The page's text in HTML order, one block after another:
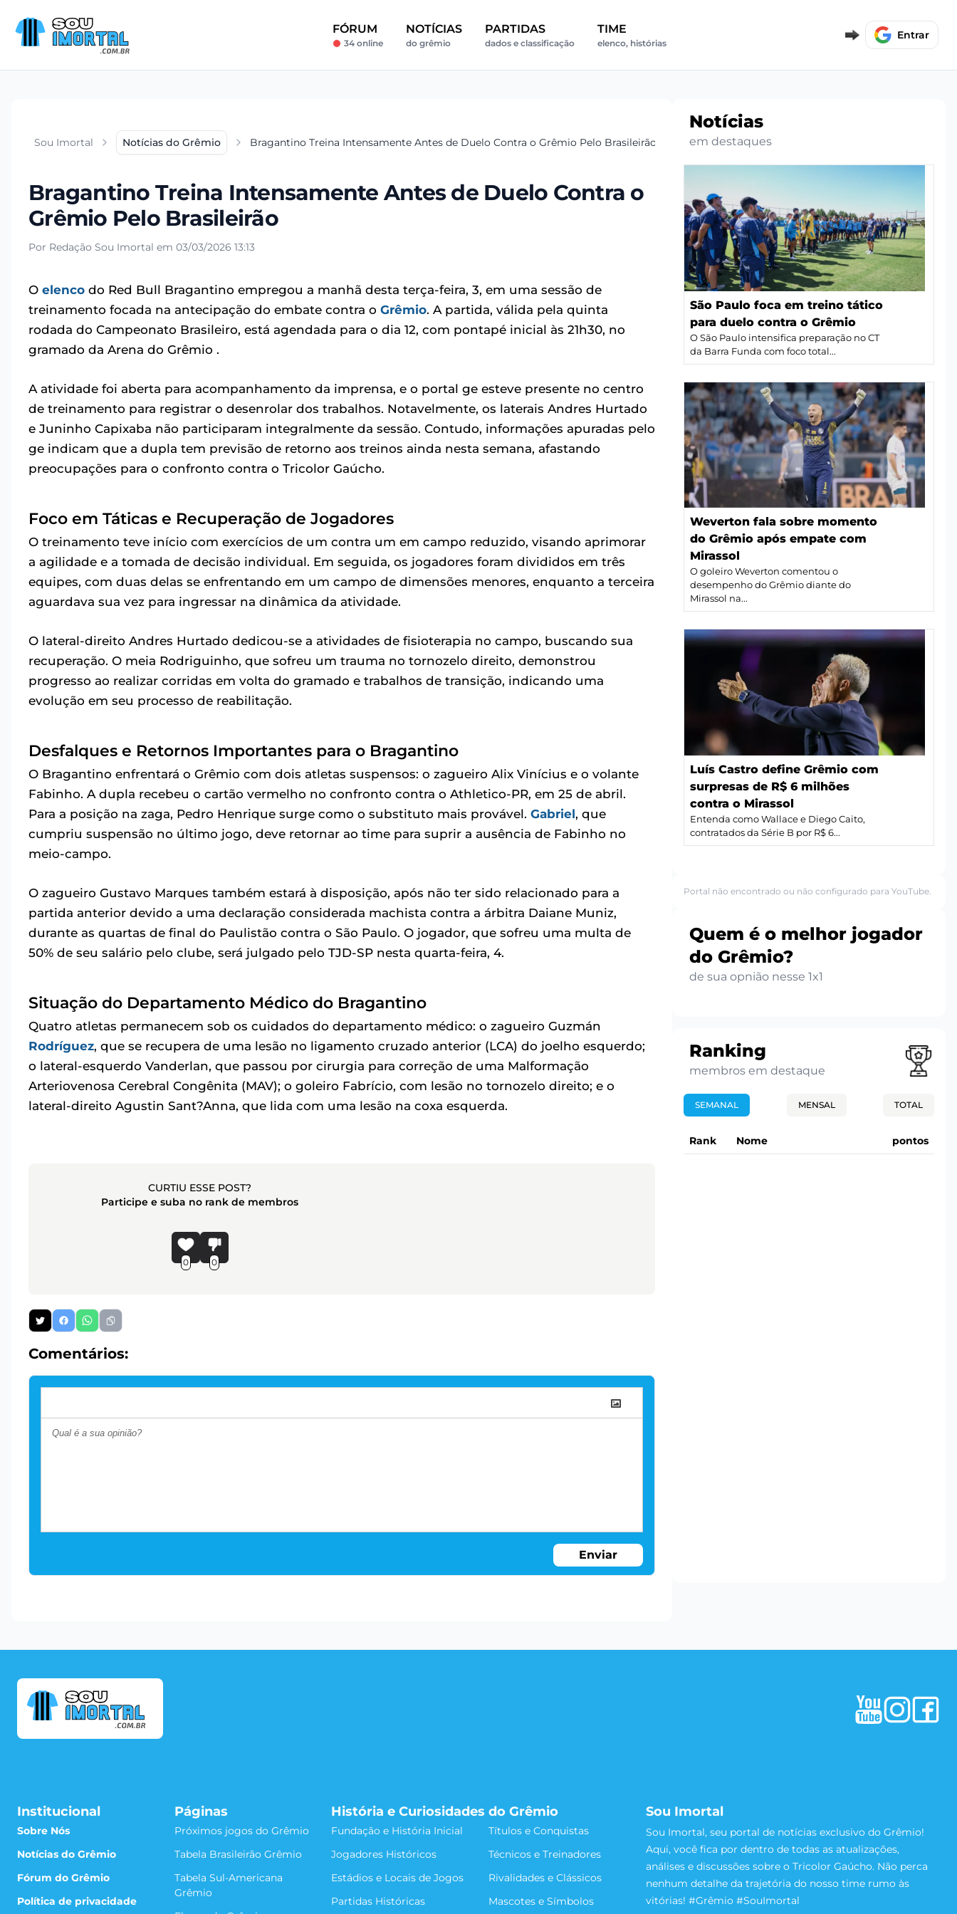
FÓRUM
34 online
NOTÍCIAS
do grêmio
PARTIDAS
dados e classificação
TIME
elenco, histórias
Entrar
Sou Imortal Notícias do Grêmio Bragantino Treina Intensamente Antes de Duelo Contra o Grêmio Pelo Brasileirão
Bragantino Treina Intensamente Antes de Duelo Contra o
Grêmio Pelo Brasileirão
Por Redação Sou Imortal em 03/03/2026 13:13
O elenco do Red Bull Bragantino empregou a manhã desta terça-feira, 3, em uma sessão de
treinamento focada na antecipação do embate contra o Grêmio. A partida, válida pela quinta
rodada do Campeonato Brasileiro, está agendada para o dia 12, com pontapé inicial às 21h30, no
gramado da Arena do Grêmio .
A atividade foi aberta para acompanhamento da imprensa, e o portal ge esteve presente no centro
de treinamento para registrar o desenrolar dos trabalhos. Notavelmente, os laterais Andres Hurtado
e Juninho Capixaba não participaram integralmente da sessão. Contudo, informações apuradas pelo
ge indicam que a dupla tem previsão de retorno aos treinos ainda nesta semana, afastando
preocupações para o confronto contra o Tricolor Gaúcho.
Foco em Táticas e Recuperação de Jogadores
O treinamento teve início com exercícios de um contra um em campo reduzido, visando aprimorar
a agilidade e a tomada de decisão individual. Em seguida, os jogadores foram divididos em três
equipes, com duas delas se enfrentando em um campo de dimensões menores, enquanto a terceira
aguardava sua vez para ingressar na dinâmica da atividade.
O lateral-direito Andres Hurtado dedicou-se a atividades de fisioterapia no campo, buscando sua
recuperação. O meia Rodriguinho, que sofreu um trauma no tornozelo direito, demonstrou
progresso ao realizar corridas em volta do gramado e trabalhos de transição, indicando uma
evolução em seu processo de reabilitação.
Desfalques e Retornos Importantes para o Bragantino
O Bragantino enfrentará o Grêmio com dois atletas suspensos: o zagueiro Alix Vinícius e o volante
Fabinho. A dupla recebeu o cartão vermelho no confronto contra o Athletico-PR, em 25 de abril.
Para a posição na zaga, Pedro Henrique surge como o substituto mais provável. Gabriel, que
cumpriu suspensão no último jogo, deve retornar ao time para suprir a ausência de Fabinho no
meio-campo.
O zagueiro Gustavo Marques também estará à disposição, após não ter sido relacionado para a
partida anterior devido a uma declaração considerada machista contra a árbitra Daiane Muniz,
durante as quartas de final do Paulistão contra o São Paulo. O jogador, que sofreu uma multa de
50% de seu salário pelo clube, será julgado pelo TJD-SP nesta quarta-feira, 4.
Situação do Departamento Médico do Bragantino
Quatro atletas permanecem sob os cuidados do departamento médico: o zagueiro Guzmán
Rodríguez, que se recupera de uma lesão no ligamento cruzado anterior (LCA) do joelho esquerdo;
o lateral-esquerdo Vanderlan, que passou por cirurgia para correção de uma Malformação
Arteriovenosa Cerebral Congênita (MAV); o goleiro Fabrício, com lesão no tornozelo direito; e o
lateral-direito Agustin Sant?Anna, que lida com uma lesão na coxa esquerda.
CURTIU ESSE POST?
Participe e suba no rank de membros
0 0
Comentários:
Enviar
Notícias
em destaques
São Paulo foca em treino tático
para duelo contra o Grêmio
O São Paulo intensifica preparação no CT
da Barra Funda com foco total...
Weverton fala sobre momento
do Grêmio após empate com
Mirassol
O goleiro Weverton comentou o
desempenho do Grêmio diante do
Mirassol na...
Luís Castro define Grêmio com
surpresas de R$ 6 milhões
contra o Mirassol
Entenda como Wallace e Diego Caito,
contratados da Série B por R$ 6...
Portal não encontrado ou não configurado para YouTube.
Quem é o melhor jogador
do Grêmio?
de sua opnião nesse 1x1
Ranking
membros em destaque
SEMANAL MENSAL TOTAL
Rank Nome pontos
Institucional
Sobre Nós
Notícias do Grêmio
Fórum do Grêmio
Política de privacidade
Páginas
Próximos jogos do Grêmio
Tabela Brasileirão Grêmio
Tabela Sul-Americana
Grêmio
História e Curiosidades do Grêmio
Fundação e História Inicial
Títulos e Conquistas
Jogadores Históricos
Técnicos e Treinadores
Estádios e Locais de Jogos
Rivalidades e Clássicos
Partidas Históricas
Mascotes e Símbolos
Sou Imortal
Sou Imortal, seu portal de notícias exclusivo do Grêmio!
Aqui, você fica por dentro de todas as atualizações,
análises e discussões sobre o Tricolor Gaúcho. Não perca
nenhum detalhe da trajetória do nosso time rumo às
vitórias! #Grêmio #SouImortal